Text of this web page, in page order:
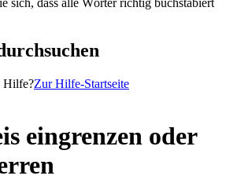
sich, dass alle Wörter richtig buchstabiert
Hilfe?Zur Hilfe-Startseite
eingrenzen oder